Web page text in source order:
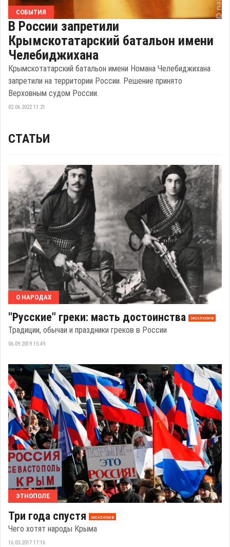
СОБЫТИЯ
В России запретили
Крымскотатарский батальон имени
Челебиджихана
Крымскотатарский батальон имени Номана Челебиджихана
запретили на территории России. Решение принято
Верховным судом России.
02.06.2022 11:21
СТАТЬИ
О НАРОДАХ
"Русские" греки: масть достоинства эксклюзив
Традиции, обычаи и праздники греков в России
06.09.2019 15:49
ЭТНОПОЛЕ
Три года спустя эксклюзив
Чего хотят народы Крыма
16.03.2017 17:16